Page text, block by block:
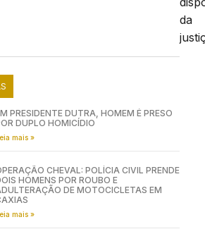
da
PRESIDENTE DUTRA, HOMEM É PRESO
DUPLO HOMICÍDIO
mais »
CHEVAL: POLÍCIA CIVIL PRENDE
HOMENS POR ROUBO E
DE MOTOCICLETAS EM
mais »